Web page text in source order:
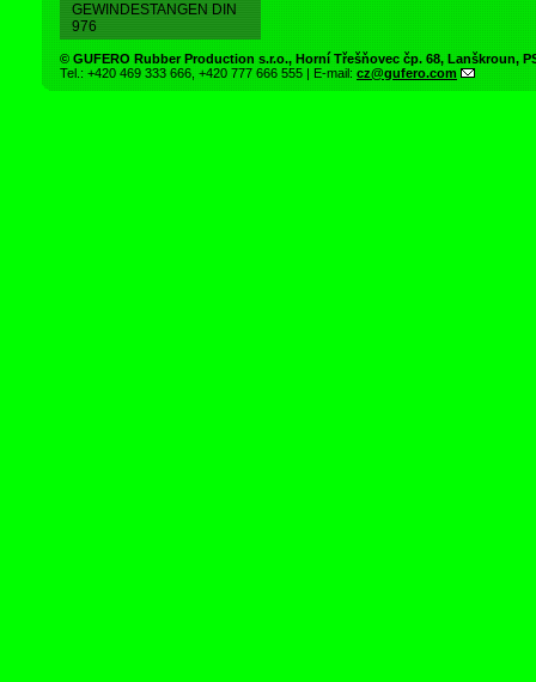
GEWINDESTANGEN DIN
976
© GUFERO Rubber Production s.r.o., Horní Třešňovec čp. 68, Lanškroun,
Tel.: +420 469 333 666, +420 777 666 555 | E-mail: cz@gufero.com